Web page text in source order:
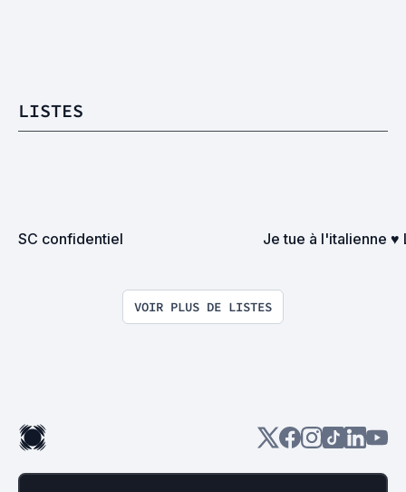
LISTES
SC confidentiel Je tue à l'italienne ♥
VOIR PLUS DE LISTES